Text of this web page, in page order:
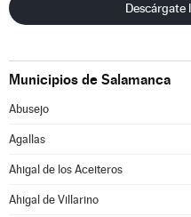
Descárgate
Municipios de Salamanca
Abusejo
Agallas
Ahigal de los Aceiteros
Ahigal de Villarino